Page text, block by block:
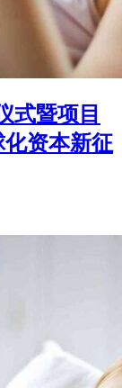
式暨项目
资本新征